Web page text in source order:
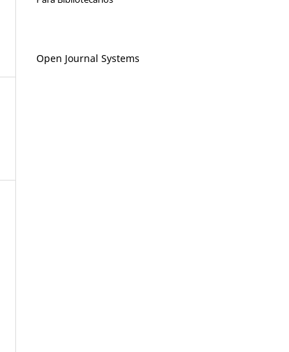
Open Journal Systems